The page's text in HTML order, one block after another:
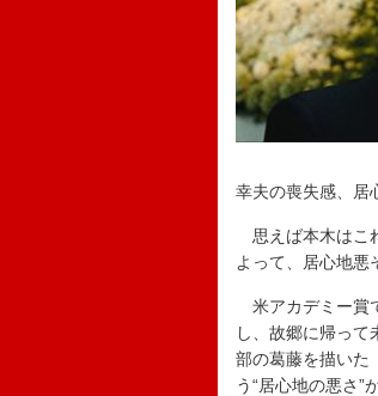
幸夫の喪失感、居
思えば本木はこ
よって、居心地悪
米アカデミー賞
し、故郷に帰っ
部の葛藤を描いた
う“居心地の悪さ”